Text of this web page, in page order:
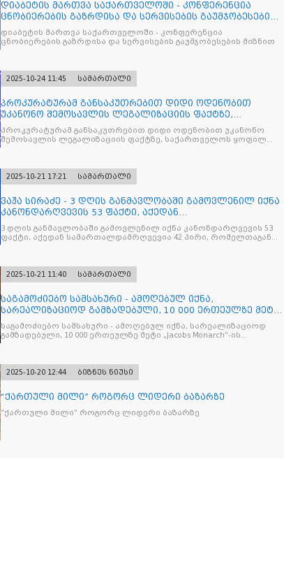
დიაბეტის მართვა საქართველოში - კონფერენცია
ცნობიერების გაზრდისა და სერვისების გაუმჯობესების
მიზნით
დიაბეტის მართვა საქართველოში - კონფერენცია
ცნობიერების გაზრდისა და სერვისების გაუმჯობესების მიზნით
2025-10-24 11:45 სამართალი
პროკურატურამ განსაკუთრებით დიდი ოდენობით
უკანონო შემოსავლის ლეგალიზაციის ფაქტზე,
საქართველოს ყოფილ პ
პროკურატურამ განსაკუთრებით დიდი ოდენობით უკანონო
შემოსავლის ლეგალიზაციის ფაქტზე, საქართველოს ყოფილ
2025-10-21 17:21 სამართალი
ვაჟა სირაძე - 3 დღის განმავლობაში გამოვლენილ იქნა
კანონდარღვევის 53 ფაქტი, აქედან
სამართალდამრღვევია
3 დღის განმავლობაში გამოვლენილ იქნა კანონდარღვევის 53
ფაქტი, აქედან სამართალდამრღვევია 42 პირი, რომელთაგან
2025-10-21 11:40 სამართალი
საგამოძიებო სამსახური - ამოღებულ იქნა,
სარეალიზაციოდ გამზადებული, 10 000 ერთეულზე მეტი
„Jacobs Monar
საგამოძიებო სამსახური - ამოღებულ იქნა, სარეალიზაციოდ
გამზადებული, 10 000 ერთეულზე მეტი „Jacobs Monarch”-ის
2025-10-20 12:44
ბიზნეს ნიუსი
“ქართული მილი” როგორც ლიდერი ბაზარზე
“ქართული მილი” როგორც ლიდერი ბაზარზე